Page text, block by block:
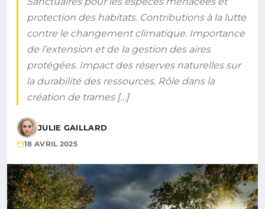
protection des habitats. Contributions à la lutte
contre le changement climatique. Importance
de l’extension et de la gestion des aires
protégées. Impact des réserves naturelles sur
la durabilité des ressources. Rôle dans la
création de trames […]
JULIE GAILLARD
18 AVRIL 2025